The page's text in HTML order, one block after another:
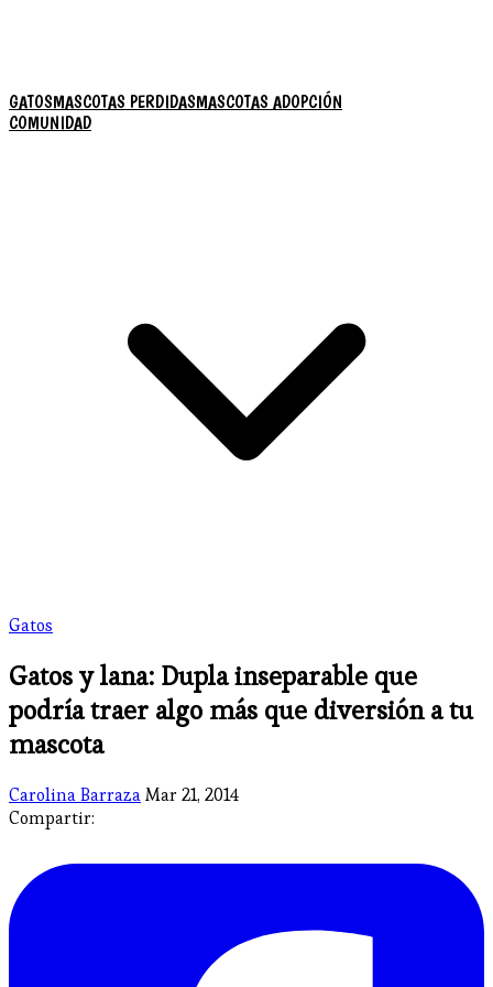
GATOSMASCOTAS PERDIDASMASCOTAS ADOPCIÓN
COMUNIDAD
Gatos
Gatos y lana: Dupla inseparable que
podría traer algo más que diversión a tu
mascota
Carolina BarrazaMar 21, 2014
Compartir: